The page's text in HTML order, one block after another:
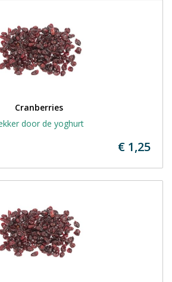
Cranberries
door de yoghurt
€ 1,25